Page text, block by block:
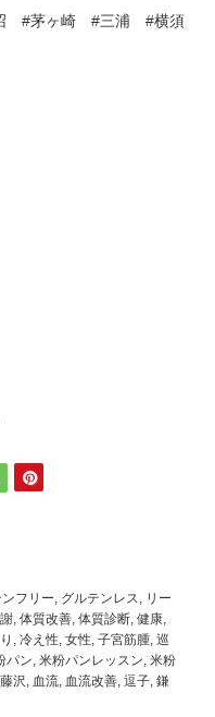
#茅ヶ崎 #三浦 #横須
フリー グルテンレス
リー
体質改善 体質診断 健康
冷え性 女性 子宮筋腫 巡
パン 米粉パンレッスン 米粉
藤沢 血流 血流改善 逗子 鎌